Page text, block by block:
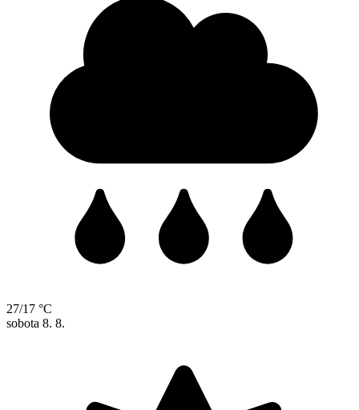
27/17 °C
sobota 8. 8.